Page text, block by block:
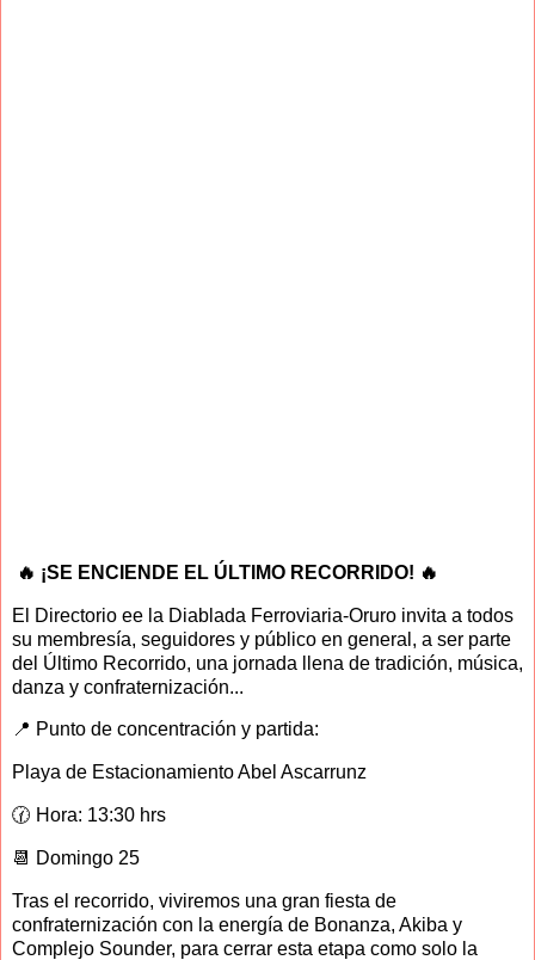
🔥 ¡SE ENCIENDE EL ÚLTIMO RECORRIDO! 🔥
El Directorio ee la Diablada Ferroviaria-Oruro invita a todos
su membresía, seguidores y público en general, a ser parte
del Último Recorrido, una jornada llena de tradición, música,
danza y confraternización...
📍 Punto de concentración y partida:
Playa de Estacionamiento Abel Ascarrunz
🕜 Hora: 13:30 hrs
📆 Domingo 25
Tras el recorrido, viviremos una gran fiesta de
confraternización con la energía de Bonanza, Akiba y
Complejo Sounder, para cerrar esta etapa como solo la